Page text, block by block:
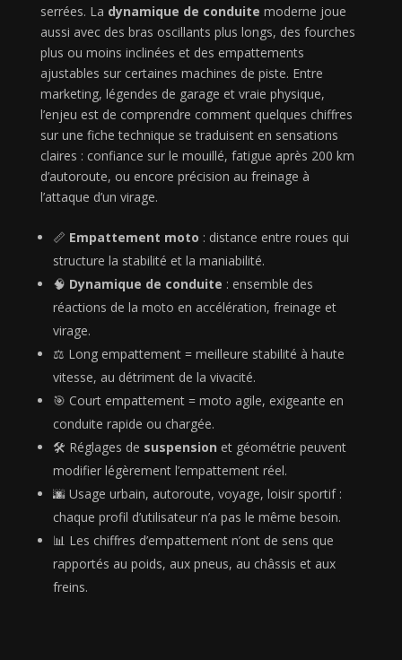
serrées. La dynamique de conduite moderne joue
aussi avec des bras oscillants plus longs, des fourches
plus ou moins inclinées et des empattements
ajustables sur certaines machines de piste. Entre
marketing, légendes de garage et vraie physique,
l’enjeu est de comprendre comment quelques chiffres
sur une fiche technique se traduisent en sensations
claires : confiance sur le mouillé, fatigue après 200 km
d’autoroute, ou encore précision au freinage à
l’attaque d’un virage.
📏 Empattement moto : distance entre roues qui
structure la stabilité et la maniabilité.
🧠 Dynamique de conduite : ensemble des
réactions de la moto en accélération, freinage et
virage.
⚖️ Long empattement = meilleure stabilité à haute
vitesse, au détriment de la vivacité.
🎯 Court empattement = moto agile, exigeante en
conduite rapide ou chargée.
🛠️ Réglages de suspension et géométrie peuvent
modifier légèrement l’empattement réel.
🌆 Usage urbain, autoroute, voyage, loisir sportif :
chaque profil d’utilisateur n’a pas le même besoin.
📊 Les chiffres d’empattement n’ont de sens que
rapportés au poids, aux pneus, au châssis et aux
freins.